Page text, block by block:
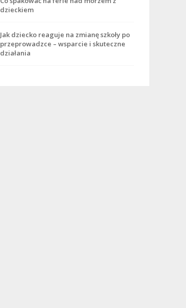
dzieckiem
Jak dziecko reaguje na zmianę szkoły po
przeprowadzce – wsparcie i skuteczne
działania